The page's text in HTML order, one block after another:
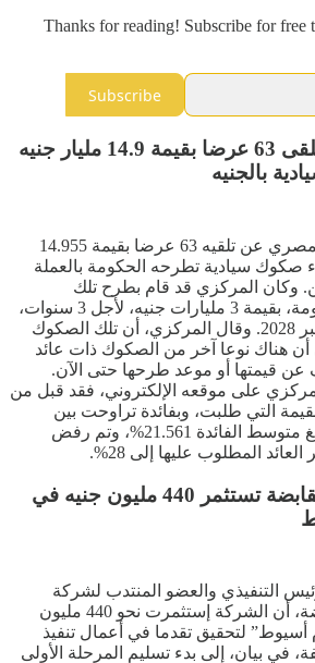
Thanks for reading! Subscribe for free
Subscribe
المركزي المصري يتلقى 63 عرضا بقيمة 14.9 مليار جنيه
بالجنيه
كشف البنك المركزي المصري عن تلقيه 63 عرضا بقيمة 14.955
صكوك سيادية تطرحه الحكومة بالعملة
وكان المركزي قد قام بطرح تلك
الصكوك، نيابة عن الحكومة، بقيمة 3 مليارات جنيه، لأجل 3 سنوات،
حيث تستحق في 4 نوفمبر 2028. وقال المركزي، أن تلك الصكوك
أن هناك نوعا آخر من الصكوك ذات عائد
عن قيمتها أو موعد طرحها حتى الآن.
على موقعه الإلكتروني، فقد قبل من
10 فقط بالقيمة التي طلبت، وبفائدة تراوحت بين
21.49% و21.5%، فيما بلغ متوسط الفائدة 21.561%، وتم رفض
المطلوب عليها إلى 28%.
المطورون العرب القابضة تستثمر 440 مليون جنيه في
التنفيذي والعضو المنتدب لشركة
المطورون العرب القابضة، أن الشركة إستثمرت نحو 440 مليون
لتحقيق تقدما في أعمال تنفيذ
في بيان، إلى بدء تسليم المرحلة الأولى